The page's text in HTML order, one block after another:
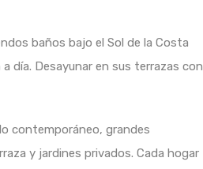
baños bajo el Sol de la Costa
día. Desayunar en sus terrazas con
contemporáneo, grandes
y jardines privados. Cada hogar